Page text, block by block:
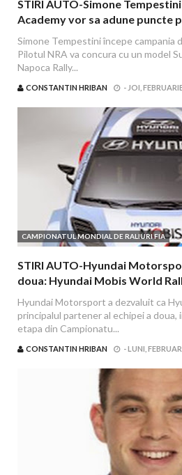
STIRI AUTO-Simone
Academy vor sa adune puncte
Simone Tempestini începe campania
Pilotul NRA va concura cu un model
Napoca Rally...
CONSTANTIN HRIBAN - JOI,
CAMPIONATUL MONDIAL DE RALIURI FIA
STIRI AUTO-Hyundai
doua: Hyundai Mobis World
Hyundai Motorsport a dezvaluit ca
principalul partener al echipei a doua,
etapa din Campionatu...
CONSTANTIN HRIBAN -LUNI,